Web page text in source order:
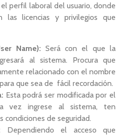
perfil laboral del usuario, donde
las licencias y privilegios que
Name): Será con el que la
al sistema. Procura que
relacionado con el nombre
que sea de fácil recordación.
Esta podrá ser modificada por el
vez ingrese al sistema, ten
condiciones de seguridad.
Dependiendo el acceso que